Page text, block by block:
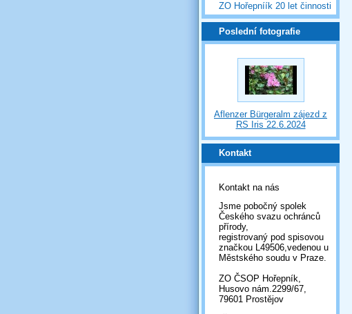
ZO Hořepníík 20 let činnosti
Poslední fotografie
Aflenzer Bürgeralm zájezd z
RS Iris 22.6.2024
Kontakt
Kontakt na nás
Jsme pobočný spolek
Českého svazu ochránců
přírody,
registrovaný pod spisovou
značkou L49506,vedenou u
Městského soudu v Praze.
ZO ČSOP Hořepník,
Husovo nám.2299/67,
79601 Prostějov